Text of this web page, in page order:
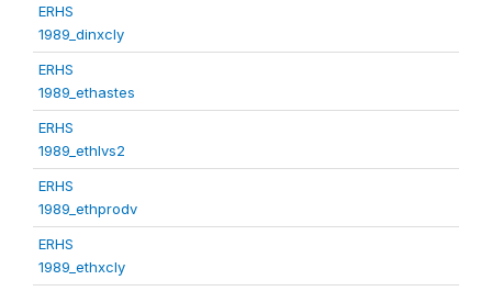
ERHS
1989_dinxcly
ERHS
1989_ethastes
ERHS
1989_ethlvs2
ERHS
1989_ethprodv
ERHS
1989_ethxcly